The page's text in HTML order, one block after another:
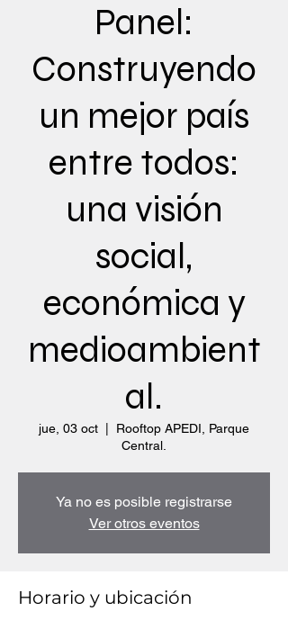
Panel:
Construyendo
un mejor país
entre todos:
una visión
social,
económica y
medioambient
al.
jue, 03 oct
Rooftop APEDI, Parque
Central.
Ya no es posible registrarse
Ver otros eventos
Horario y ubicación